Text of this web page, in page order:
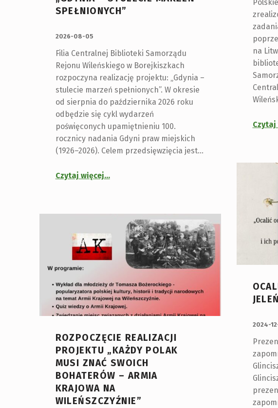
SPEŁNIONYCH”
2026-08-05
Filia Centralnej Biblioteki Samorządu
Rejonu Wileńskiego w Borejkiszkach
rozpoczyna realizację projektu: „Gdynia –
stulecie marzeń spełnionych”. W okresie
od sierpnia do października 2026 roku
odbędzie się cykl wydarzeń
poświęconych upamiętnieniu 100.
rocznicy nadania Gdyni praw miejskich
(1926–2026). Celem przedsięwzięcia jest…
Czytaj więcej…
na
Czytaj
2024-
ROZPOCZĘCIE REALIZACJI
PROJEKTU „KAŻDY POLAK
MUSI ZNAĆ SWOICH
BOHATERÓW – ARMIA
KRAJOWA NA
WILEŃSZCZYŹNIE”